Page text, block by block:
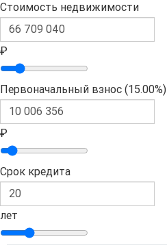
Стоимость недвижимости
₽
Первоначальный взнос (15.00%)
₽
Срок кредита
лет